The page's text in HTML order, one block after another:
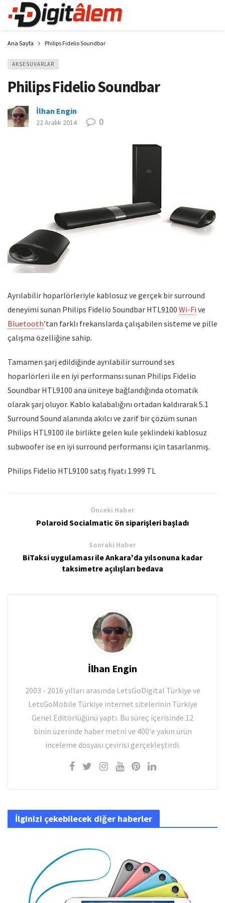
Ana Sayfa Philips Fidelio Soundbar
AKSESUVARLAR
Philips Fidelio Soundbar
İlhan Engin
22 Aralık 2014 0
Ayrılabilir hoparlörleriyle kablosuz ve gerçek bir surround
deneyimi sunan Philips Fidelio Soundbar HTL9100 Wi-Fi ve
Bluetooth’tan farklı frekanslarda çalışabilen sisteme ve pille
çalışma özelliğine sahip.
Tamamen şarj edildiğinde ayrılabilir surround ses
hoparlörleri ile en iyi performansı sunan Philips Fidelio
Soundbar HTL9100 ana üniteye bağlandığında otomatik
olarak şarj oluyor. Kablo kalabalığını ortadan kaldırarak 5.1
Surround Sound alanında akılcı ve zarif bir çözüm sunan
Philips HTL9100 ile birlikte gelen kule şeklindeki kablosuz
subwoofer ise en iyi surround performansı için tasarlanmış.
Philips Fidelio HTL9100 satış fiyatı 1.999 TL
Önceki Haber
Polaroid Socialmatic ön siparişleri başladı
Sonraki Haber
BiTaksi uygulaması ile Ankara'da yılsonuna kadar
taksimetre açılışları bedava
İlhan Engin
2003 - 2016 yılları arasında LetsGoDigital Türkiye ve
LetsGoMobile Türkiye internet sitelerinin Türkiye
Genel Editörlüğünü yaptı. Bu süreç içerisinde 12
binin üzerinde haber metni ve 400'e yakın ürün
inceleme dosyası çevirisi gerçekleştirdi.
İlginizi çekebilecek diğer haberler